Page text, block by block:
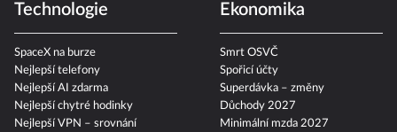
Technologie
SpaceX na burze
Nejlepší telefony
Nejlepší AI zdarma
Nejlepší chytré hodinky
Nejlepší VPN – srovnání
Ekonomika
Smrt OSVČ
Spořicí účty
Superdávka – změny
Důchody 2027
Minimální mzda 2027